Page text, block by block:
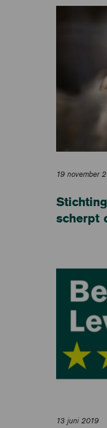
19 november
scherpt
13 juni 2019